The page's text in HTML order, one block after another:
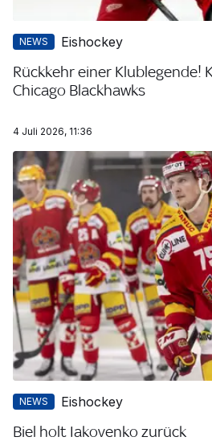
NEWS Eishockey
Rückkehr einer Klublegende!
Chicago Blackhawks
4 Juli 2026, 11:36
NEWS Eishockey
Biel holt Iakovenko zurück